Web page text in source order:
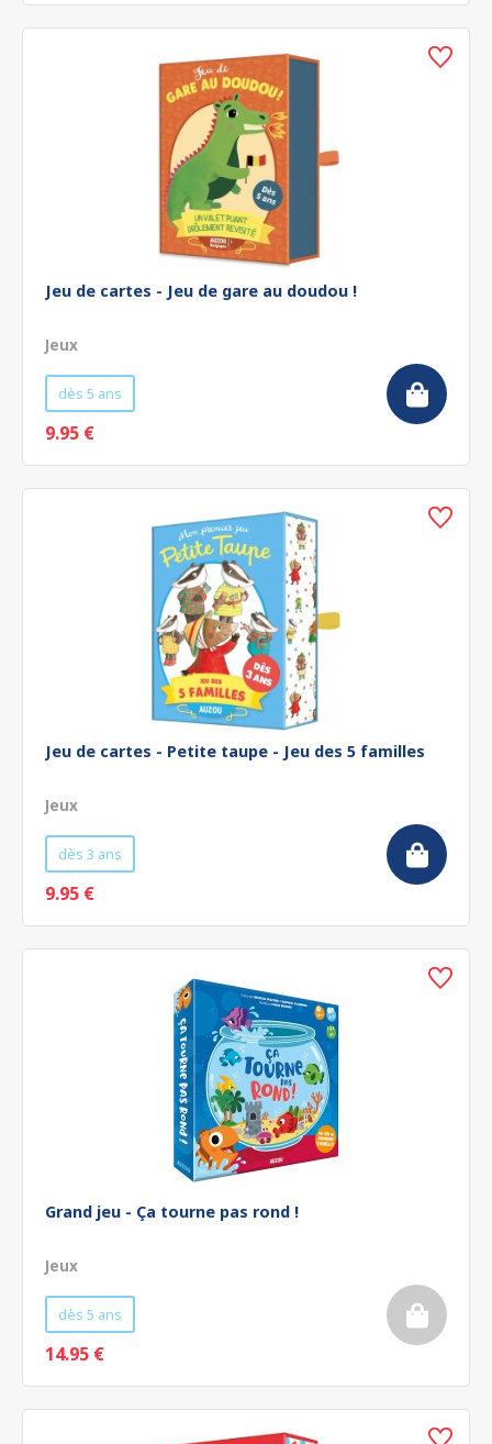
Jeu de cartes - Jeu de gare au doudou !
Jeux
dès 5 ans
9.95 €
Jeu de cartes - Petite taupe - Jeu des 5 familles
Jeux
dès 3 ans
9.95 €
Grand jeu - Ça tourne pas rond !
Jeux
dès 5 ans
14.95 €